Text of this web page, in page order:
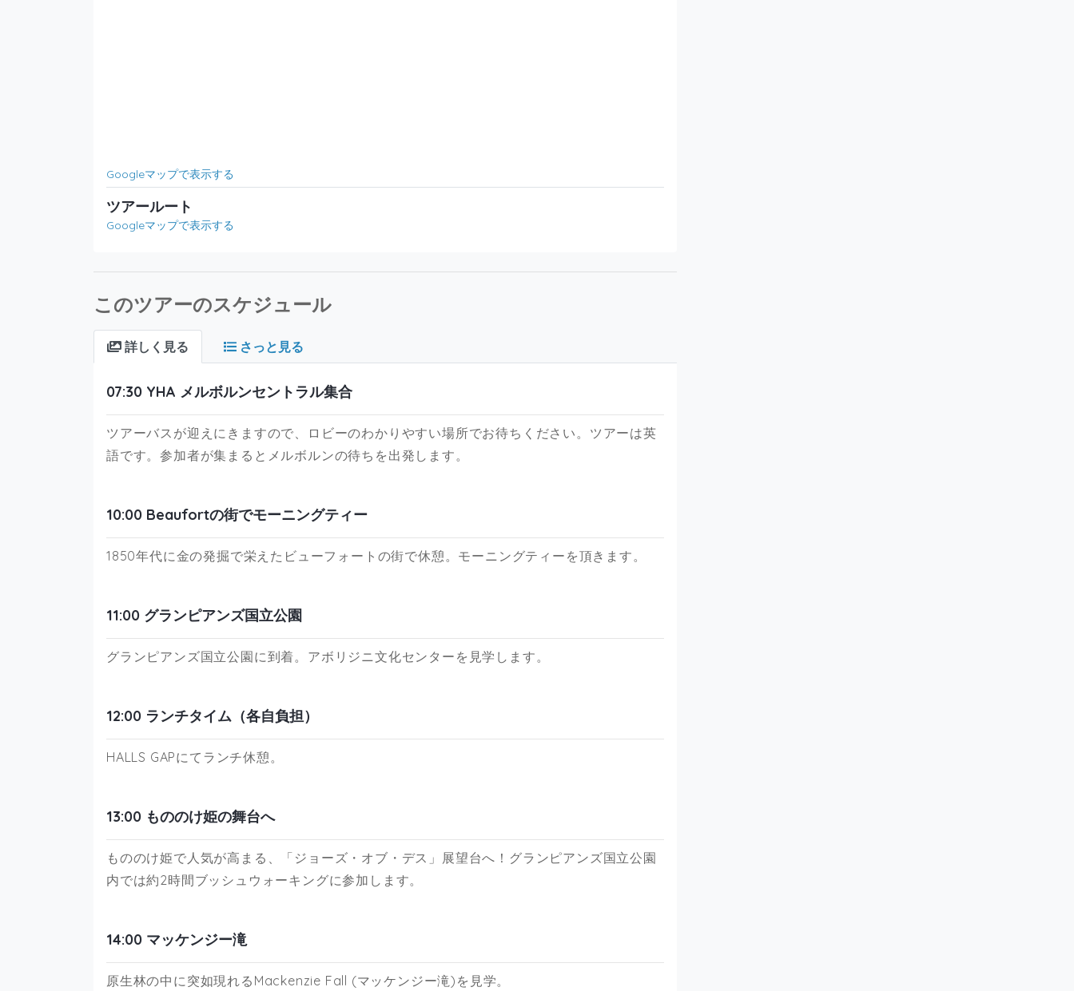
Googleマップで表示する
ツアールート
Googleマップで表示する
このツアーのスケジュール
詳しく見る さっと見る
07:30 YHA メルボルンセントラル集合
ツアーバスが迎えにきますので、ロビーのわかりやすい場所でお待ちください。ツアーは英
語です。参加者が集まるとメルボルンの待ちを出発します。
10:00 Beaufortの街でモーニングティー
1850年代に金の発掘で栄えたビューフォートの街で休憩。モーニングティーを頂きます。
11:00 グランピアンズ国立公園
グランピアンズ国立公園に到着。アボリジニ文化センターを見学します。
12:00 ランチタイム（各自負担）
HALLS GAPにてランチ休憩。
13:00 もののけ姫の舞台へ
もののけ姫で人気が高まる、「ジョーズ・オブ・デス」展望台へ！グランピアンズ国立公園
内では約2時間ブッシュウォーキングに参加します。
14:00 マッケンジー滝
原生林の中に突如現れるMackenzie Fall (マッケンジー滝)を見学。